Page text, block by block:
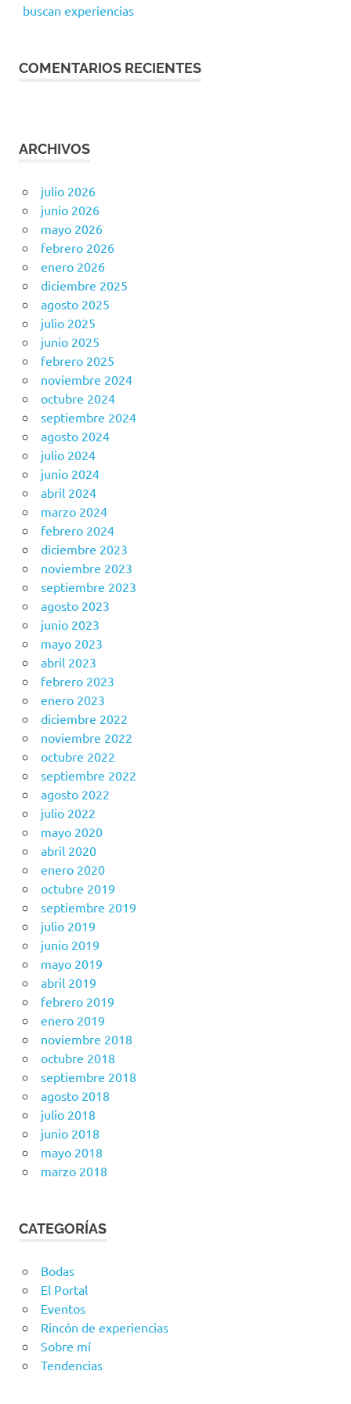
buscan experiencias
COMENTARIOS RECIENTES
ARCHIVOS
julio 2026
junio 2026
mayo 2026
febrero 2026
enero 2026
diciembre 2025
agosto 2025
julio 2025
junio 2025
febrero 2025
noviembre 2024
octubre 2024
septiembre 2024
agosto 2024
julio 2024
junio 2024
abril 2024
marzo 2024
febrero 2024
diciembre 2023
noviembre 2023
septiembre 2023
agosto 2023
junio 2023
mayo 2023
abril 2023
febrero 2023
enero 2023
diciembre 2022
noviembre 2022
octubre 2022
septiembre 2022
agosto 2022
julio 2022
mayo 2020
abril 2020
enero 2020
octubre 2019
septiembre 2019
julio 2019
junio 2019
mayo 2019
abril 2019
febrero 2019
enero 2019
noviembre 2018
octubre 2018
septiembre 2018
agosto 2018
julio 2018
junio 2018
mayo 2018
marzo 2018
CATEGORÍAS
Bodas
El Portal
Eventos
Rincón de experiencias
Sobre mí
Tendencias